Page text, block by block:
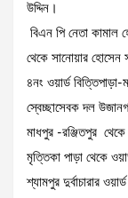
উদ্দিন।
বিএন পি নেতা কামাল
থেকে সানোয়ার
৪নং ওয়ার্ড
স্বেচ্ছাসেবক দল
মাধপুর -রঞ্জিতপুর
মৃত্তিকা পাড়া থেকে
শ্যামপুর দুর্বাচারার